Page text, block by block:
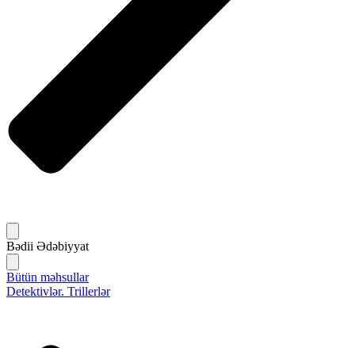
Bədii Ədəbiyyat
Bütün məhsullar
Detektivlər. Trillerlər